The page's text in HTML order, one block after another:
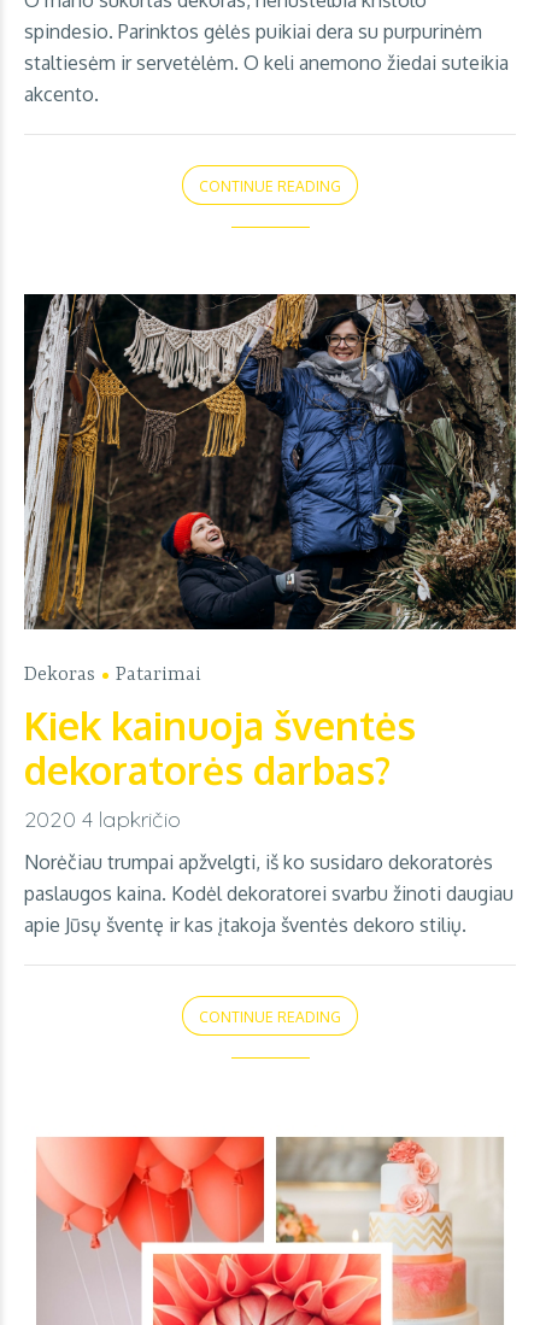
spindesio. Parinktos gėlės puikiai dera su purpurinėm
staltiesėm ir servetėlėm. O keli anemono žiedai suteikia
akcento.
CONTINUE READING
Dekoras Patarimai
Kiek kainuoja šventės
dekoratorės darbas?
2020 4 lapkričio
Norėčiau trumpai apžvelgti, iš ko susidaro dekoratorės
paslaugos kaina. Kodėl dekoratorei svarbu žinoti daugiau
apie Jūsų šventę ir kas įtakoja šventės dekoro stilių.
CONTINUE READING